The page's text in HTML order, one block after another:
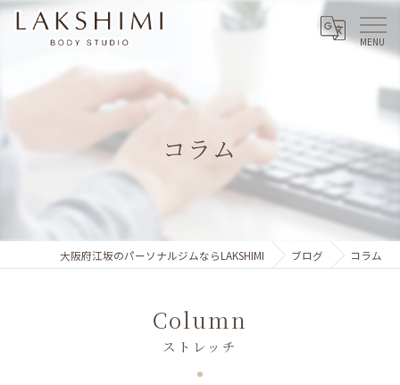
コラム
大阪府江坂のパーソナルジムならLAKSHIMI ブログ コラム
Column
ストレッチ